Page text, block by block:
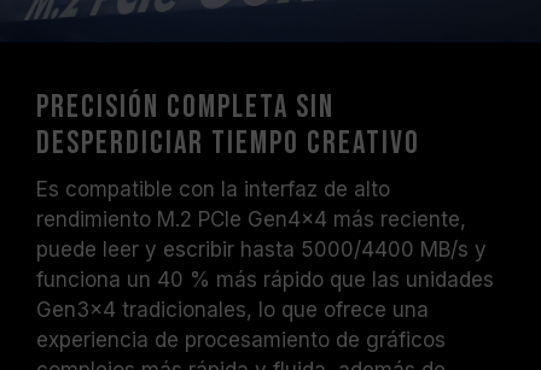
Precisión completa sin
desperdiciar tiempo creativo
Es compatible con la interfaz de alto
rendimiento M.2 PCIe Gen4x4 más reciente,
puede leer y escribir hasta 5000/4400 MB/s y
funciona un 40 % más rápido que las unidades
Gen3x4 tradicionales, lo que ofrece una
experiencia de procesamiento de gráficos